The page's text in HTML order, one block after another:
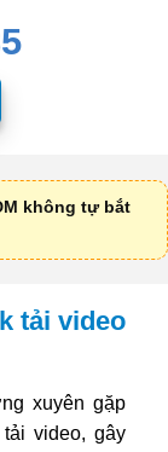
không tự bắt
tải video
xuyên gặp
video, gây